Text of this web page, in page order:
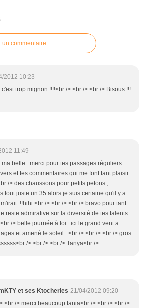
un commentaire
2012 10:23
trop mignon !!!!<br /> <br /> <br /> Bisous !!!
11:49
ma belle...merci pour tes passages réguliers
et tes commentaires qui me font tant plaisir..
/> des chaussons pour petits petons ,
tout juste un 35 alors je suis certaine qu'il y a
!!hihi <br /> <br /> <br /> bravo pour tant
reste admirative sur la diversité de tes talents
<br /> belle journée à toi ..ici le grand vent a
et amené le soleil...<br /> <br /> <br /> gros
/> <br /> <br /> Tanya<br />
et ses Ktocheries 21/04/2012 09:20
<br /> merci beaucoup tania<br /> <br /> <br />